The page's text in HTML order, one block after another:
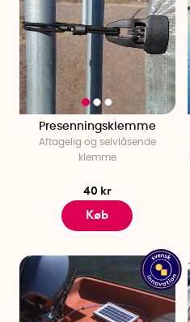
Presenningsklemme
Aftagelig og selvlåsende
klemme
40 kr
Køb